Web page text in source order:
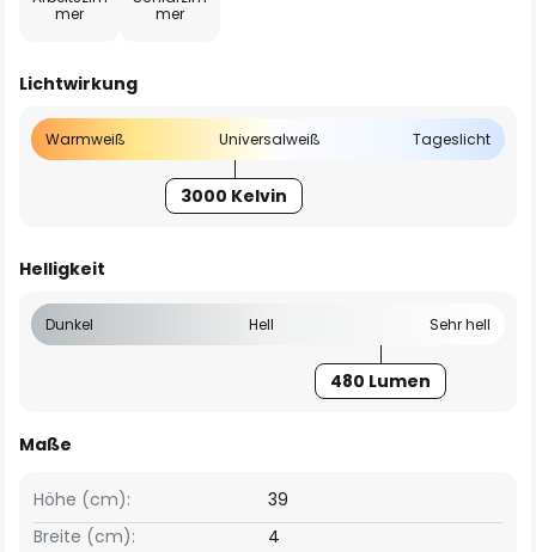
mer
mer
Lichtwirkung
Warmweiß Universalweiß Tageslicht
3000 Kelvin
Helligkeit
Dunkel Hell Sehr hell
480 Lumen
Maße
Breite (cm): 4
Höhe (cm): 39